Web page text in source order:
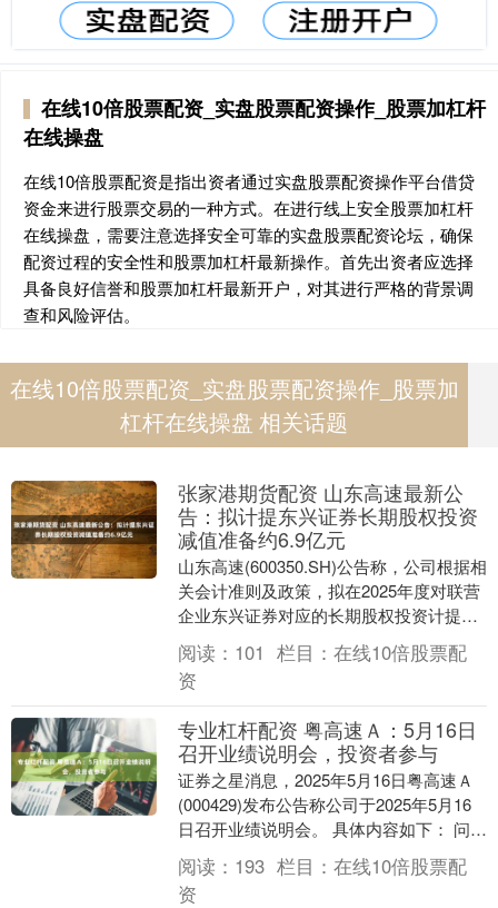
在线10倍股票配资_实盘股票配资操作_股票加杠杆
在线操盘
在线10倍股票配资是指出资者通过实盘股票配资操作平台借贷
资金来进行股票交易的一种方式。在进行线上安全股票加杠杆
在线操盘，需要注意选择安全可靠的实盘股票配资论坛，确保
配资过程的安全性和股票加杠杆最新操作。首先出资者应选择
具备良好信誉和股票加杠杆最新开户，对其进行严格的背景调
查和风险评估。
在线10倍股票配资_实盘股票配资操作_股票加
杠杆在线操盘 相关话题
张家港期货配资 山东高速最新公
告：拟计提东兴证券长期股权投资
减值准备约6.9亿元
山东高速(600350.SH)公告称，公司根据相
关会计准则及政策，拟在2025年度对联营
企业东兴证券对应的长期股权投资计提减
值准备，预计减值准备金额约为6.9亿....
阅读： 101 栏目： 在线10倍股票配
资
专业杠杆配资 粤高速Ａ：5月16日
召开业绩说明会，投资者参与
证券之星消息，2025年5月16日粤高速Ａ
(000429)发布公告称公司于2025年5月16
日召开业绩说明会。 具体内容如下： 问：
投资者出的及公司回复情况 答....
阅读： 193 栏目： 在线10倍股票配
资